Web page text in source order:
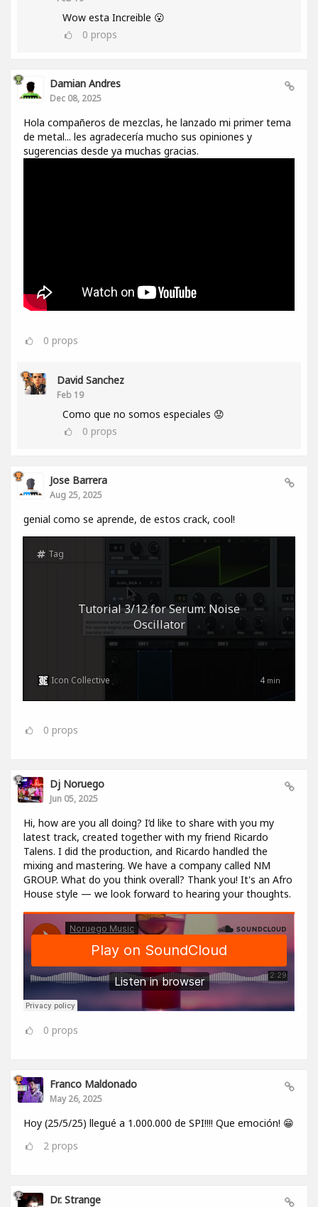
Wow esta Increible 😮
0 props
Damian Andres
Dec 08, 2025
Hola compañeros de mezclas, he lanzado mi primer tema
de metal... les agradecería mucho sus opiniones y
sugerencias desde ya muchas gracias.
0 props
David Sanchez
Feb 19
Como que no somos especiales 😟
0 props
Jose Barrera
Aug 25, 2025
genial como se aprende, de estos crack, cool!
Tutorial 3/12 for Serum: Noise
Oscillator
Tag
4 min
Icon Collective
0 props
Dj Noruego
Jun 05, 2025
Hi, how are you all doing? I’d like to share with you my
latest track, created together with my friend Ricardo
Talens. I did the production, and Ricardo handled the
mixing and mastering. We have a company called NM
GROUP. What do you think overall? Thank you! It's an Afro
House style — we look forward to hearing your thoughts.
0 props
Franco Maldonado
May 26, 2025
Hoy (25/5/25) llegué a 1.000.000 de SPI!!!! Que emoción! 😁
2 props
Dr. Strange